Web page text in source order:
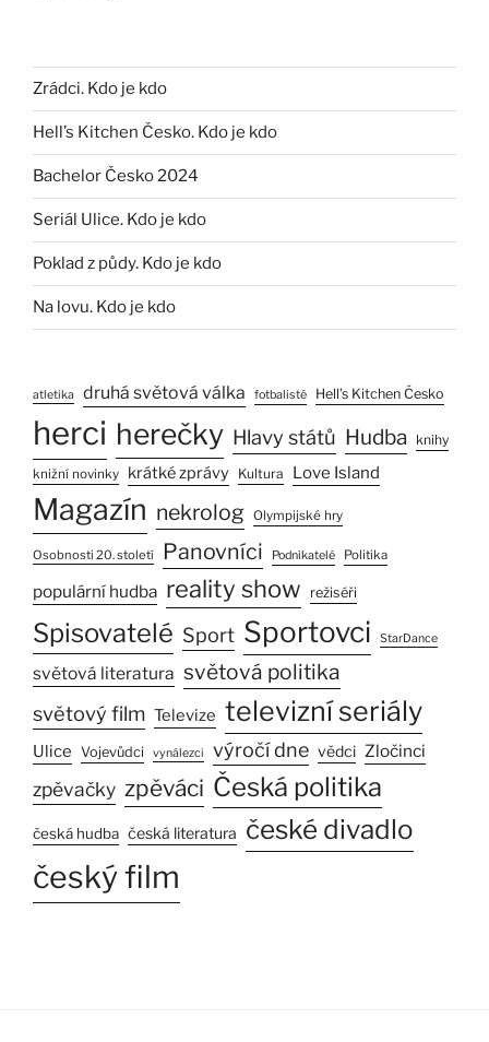
Zrádci. Kdo je kdo
Hell’s Kitchen Česko. Kdo je kdo
Bachelor Česko 2024
Seriál Ulice. Kdo je kdo
Poklad z půdy. Kdo je kdo
Na lovu. Kdo je kdo
atletika druhá světová válka fotbalisté Hell’s Kitchen Česko
herci herečky Hlavy států Hudba knihy
knižní novinky krátké zprávy Kultura Love Island
Magazín nekrolog Olympijské hry
Osobnosti 20. století Panovníci Podnikatelé Politika
populární hudba reality show režiséři
Spisovatelé Sport Sportovci StarDance
světová literatura světová politika
světový film Televize televizní seriály
Ulice Vojevůdci vynálezci výročí dne vědci Zločinci
zpěvačky zpěváci Česká politika
česká hudba česká literatura české divadlo
český film